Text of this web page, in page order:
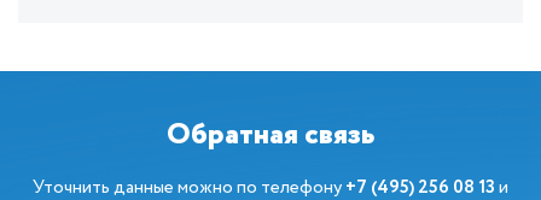
Обратная связь
Уточнить данные можно по телефону+7 (495) 256 08 13и